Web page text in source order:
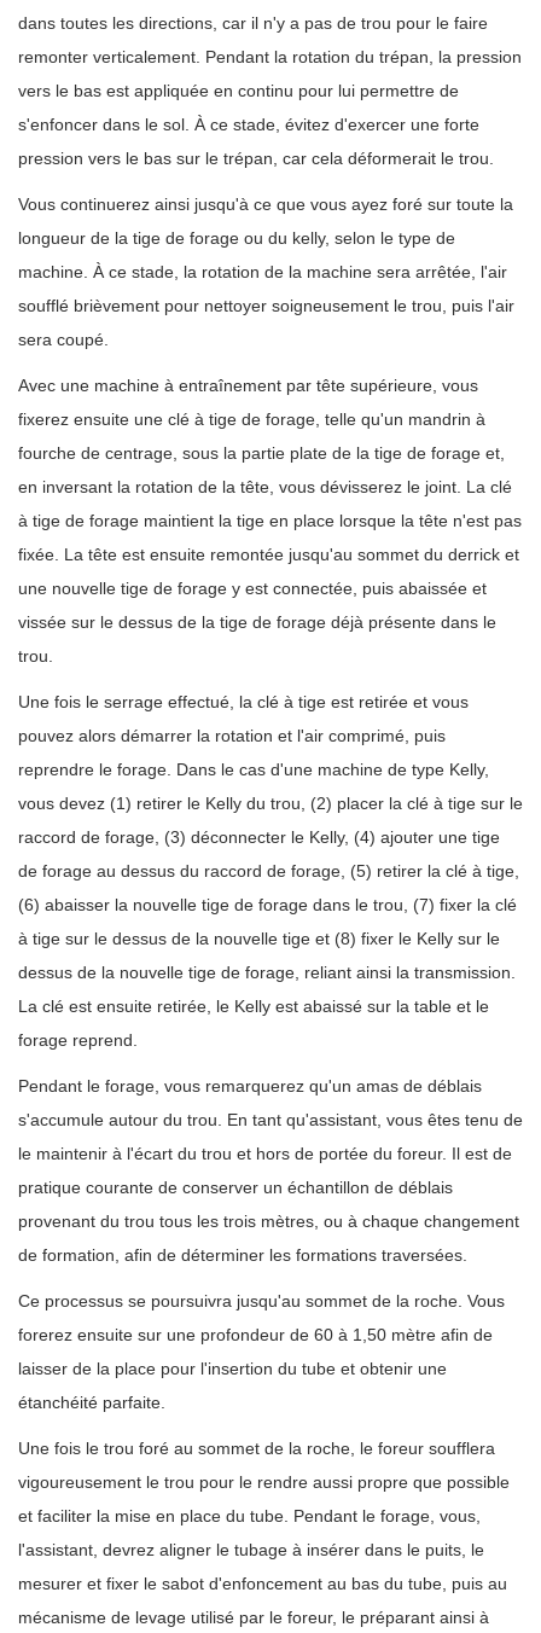
dans toutes les directions, car il n'y a pas de trou pour le faire
remonter verticalement. Pendant la rotation du trépan, la pression
vers le bas est appliquée en continu pour lui permettre de
s'enfoncer dans le sol. À ce stade, évitez d'exercer une forte
pression vers le bas sur le trépan, car cela déformerait le trou.
Vous continuerez ainsi jusqu'à ce que vous ayez foré sur toute la
longueur de la tige de forage ou du kelly, selon le type de
machine. À ce stade, la rotation de la machine sera arrêtée, l'air
soufflé brièvement pour nettoyer soigneusement le trou, puis l'air
sera coupé.
Avec une machine à entraînement par tête supérieure, vous
fixerez ensuite une clé à tige de forage, telle qu'un mandrin à
fourche de centrage, sous la partie plate de la tige de forage et,
en inversant la rotation de la tête, vous dévisserez le joint. La clé
à tige de forage maintient la tige en place lorsque la tête n'est pas
fixée. La tête est ensuite remontée jusqu'au sommet du derrick et
une nouvelle tige de forage y est connectée, puis abaissée et
vissée sur le dessus de la tige de forage déjà présente dans le
trou.
Une fois le serrage effectué, la clé à tige est retirée et vous
pouvez alors démarrer la rotation et l'air comprimé, puis
reprendre le forage. Dans le cas d'une machine de type Kelly,
vous devez (1) retirer le Kelly du trou, (2) placer la clé à tige sur le
raccord de forage, (3) déconnecter le Kelly, (4) ajouter une tige
de forage au dessus du raccord de forage, (5) retirer la clé à tige,
(6) abaisser la nouvelle tige de forage dans le trou, (7) fixer la clé
à tige sur le dessus de la nouvelle tige et (8) fixer le Kelly sur le
dessus de la nouvelle tige de forage, reliant ainsi la transmission.
La clé est ensuite retirée, le Kelly est abaissé sur la table et le
forage reprend.
Pendant le forage, vous remarquerez qu'un amas de déblais
s'accumule autour du trou. En tant qu'assistant, vous êtes tenu de
le maintenir à l'écart du trou et hors de portée du foreur. Il est de
pratique courante de conserver un échantillon de déblais
provenant du trou tous les trois mètres, ou à chaque changement
de formation, afin de déterminer les formations traversées.
Ce processus se poursuivra jusqu'au sommet de la roche. Vous
forerez ensuite sur une profondeur de 60 à 1,50 mètre afin de
laisser de la place pour l'insertion du tube et obtenir une
étanchéité parfaite.
Une fois le trou foré au sommet de la roche, le foreur soufflera
vigoureusement le trou pour le rendre aussi propre que possible
et faciliter la mise en place du tube. Pendant le forage, vous,
l'assistant, devrez aligner le tubage à insérer dans le puits, le
mesurer et fixer le sabot d'enfoncement au bas du tube, puis au
mécanisme de levage utilisé par le foreur, le préparant ainsi à